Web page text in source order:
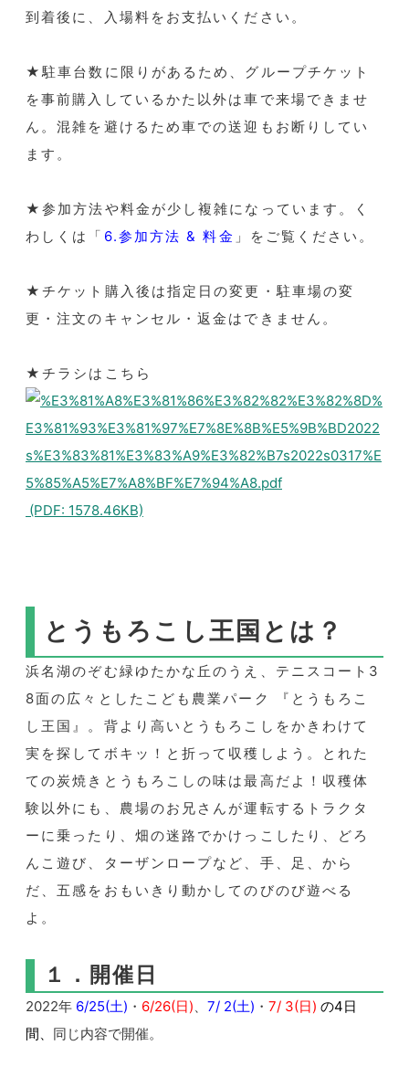
到着後に、入場料をお支払いください。
★駐車台数に限りがあるため、グループチケット
を事前購入しているかた以外は車で来場できませ
ん。混雑を避けるため車での送迎もお断りしてい
ます。
★参加方法や料金が少し複雑になっています。く
わしくは「 6.参加方法 & 料金 」をご覧ください。
★チケット購入後は指定日の変更・駐車場の変
更・注文のキャンセル・返金はできません。
★チラシはこちら
(PDF: 1578.46KB)
とうもろこし王国とは？
浜名湖のぞむ緑ゆたかな丘のうえ、テニスコート3
8面の広々としたこども農業パーク 『とうもろこ
し王国』。背より高いとうもろこしをかきわけて
実を探してボキッ！と折って収穫しよう。とれた
ての炭焼きとうもろこしの味は最高だよ！収穫体
験以外にも、農場のお兄さんが運転するトラクタ
ーに乗ったり、畑の迷路でかけっこしたり、どろ
んこ遊び、ターザンロープなど、手、足、から
だ、五感をおもいきり動かしてのびのび遊べる
よ。
１．開催日
2022年 6/25(土) ・ 6/26(日)、 7/ 2(土) ・ 7/ 3(日) の4日
間、 同じ内容で開催。